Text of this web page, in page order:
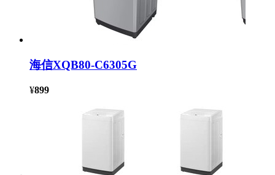
海信XQB80-C6305G
¥899